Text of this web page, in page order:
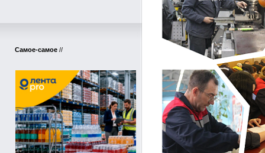
Самое-самое //